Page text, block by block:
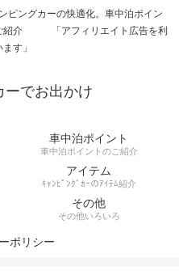
ピングカーの快適化。車中泊ポイン
ご紹介 「アフィリエイト広告を利
す」
ーでお出かけ
車中泊ポイント
車中泊ポイントのご紹介
アイテム
ｷｬﾝﾋﾟﾝｸﾞｶｰのｱｲﾃﾑ紹介
その他
その他いろいろ
ポリシー